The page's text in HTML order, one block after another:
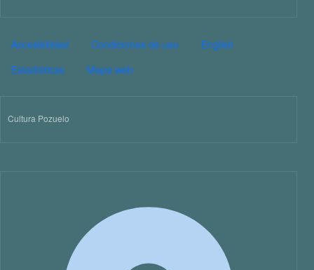
PIE DE PÁGINA CULTURA
Accesibilidad Condiciones de uso
English
Estadísticas
Mapa web
Cultura Pozuelo